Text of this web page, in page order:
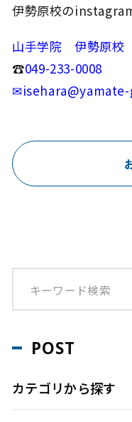
伊勢原校の
山手学院 伊勢原校
☎049-233-0008
POST
カテゴリから探す